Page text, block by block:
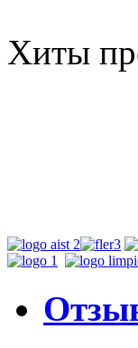
Хиты